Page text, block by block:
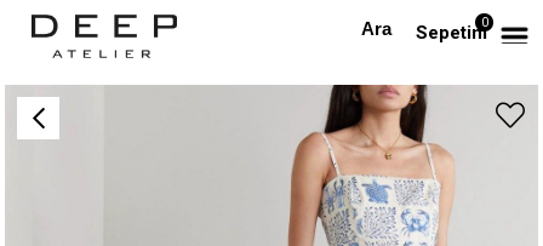
Sepetim0
Anasayfa PREMIUM Asklı Nakışlı Desenli Keten Premium Maksi Elbise